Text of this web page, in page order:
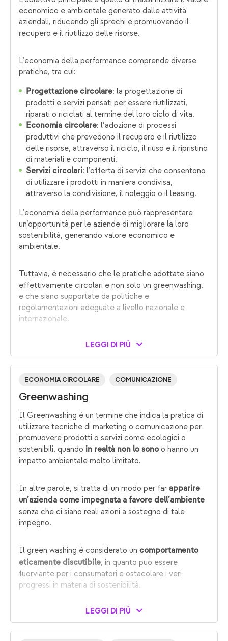
economico e ambientale generato dalle attività
aziendali, riducendo gli sprechi e promuovendo il
recupero e il riutilizzo delle risorse.
L’economia della performance comprende diverse
pratiche, tra cui:
Progettazione circolare: la progettazione di
prodotti e servizi pensati per essere riutilizzati,
riparati o riciclati al termine del loro ciclo di vita.
Economia circolare: l’adozione di processi
produttivi che prevedono il recupero e il riutilizzo
delle risorse, attraverso il riciclo, il riuso e il ripristino
di materiali e componenti.
Servizi circolari: l’offerta di servizi che consentono
di utilizzare i prodotti in maniera condivisa,
attraverso la condivisione, il noleggio o il leasing.
L’economia della performance può rappresentare
un’opportunità per le aziende di migliorare la loro
sostenibilità, generando valore economico e
ambientale.
Tuttavia, è necessario che le pratiche adottate siano
effettivamente circolari e non solo un greenwashing,
e che siano supportate da politiche e
regolamentazioni adeguate a livello nazionale e
internazionale.
LEGGI DI PIÙ
ECONOMIA CIRCOLARE COMUNICAZIONE
Greenwashing
Il Greenwashing è un termine che indica la pratica di
utilizzare tecniche di marketing o comunicazione per
promuovere prodotti o servizi come ecologici o
sostenibili, quando in realtà non lo sono o hanno un
impatto ambientale molto limitato.
In altre parole, si tratta di un modo per far apparire
un’azienda come impegnata a favore dell’ambiente
senza che ci siano reali azioni a sostegno di tale
impegno.
Il green washing è considerato un comportamento
eticamente discutibile, in quanto può essere
fuorviante per i consumatori e ostacolare i veri
progressi in materia di sostenibilità.
LEGGI DI PIÙ